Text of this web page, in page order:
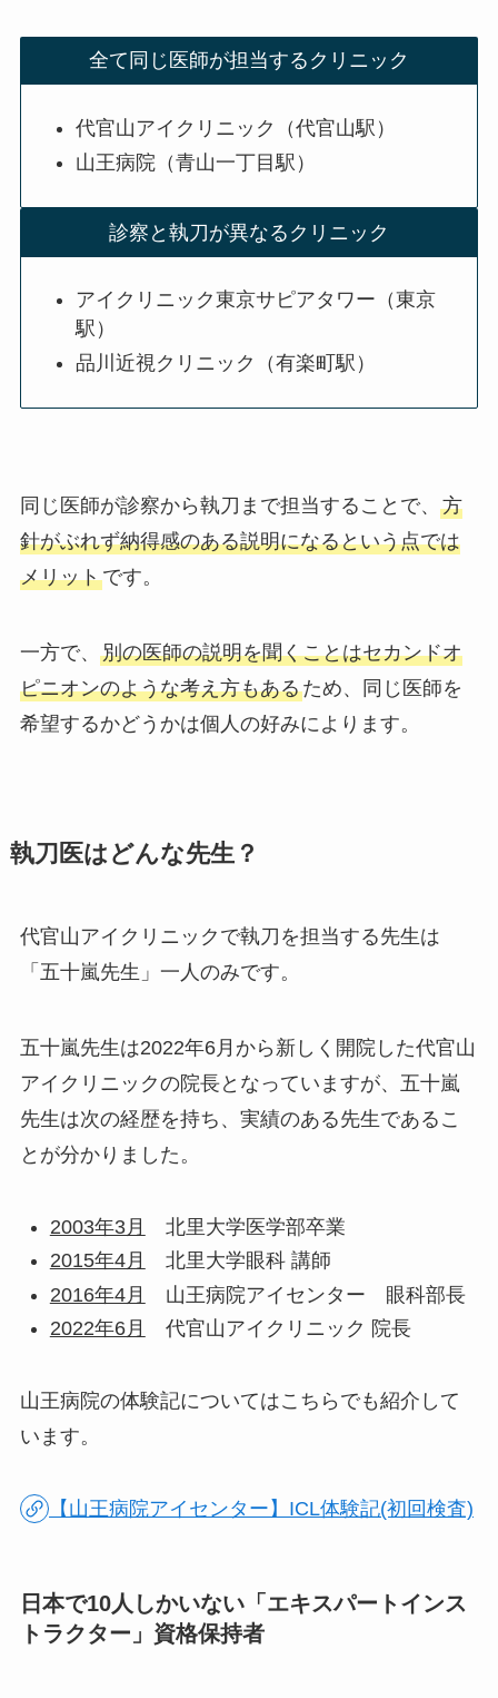
全て同じ医師が担当するクリニック
代官山アイクリニック（代官山駅）
山王病院（青山一丁目駅）
診察と執刀が異なるクリニック
アイクリニック東京サピアタワー（東京
駅）
品川近視クリニック（有楽町駅）
同じ医師が診察から執刀まで担当することで、 方
針がぶれず納得感のある説明になるという点では
メリットです。
一方で、 別の医師の説明を聞くことはセカンドオ
ピニオンのような考え方もあるため、同じ医師を
希望するかどうかは個人の好みによります。
執刀医はどんな先生？
代官山アイクリニックで執刀を担当する先生は
「五十嵐先生」一人のみです。
五十嵐先生は2022年6月から新しく開院した代官山
アイクリニックの院長となっていますが、五十嵐
先生は次の経歴を持ち、実績のある先生であるこ
とが分かりました。
2003年3月
北里大学医学部卒業
2015年4月
北里大学眼科 講師
2016年4月
山王病院アイセンター 眼科部長
2022年6月
代官山アイクリニック 院長
山王病院の体験記についてはこちらでも紹介して
います。
【山王病院アイセンター】ICL体験記(初回検査)
日本で10人しかいない「エキスパートインス
トラクター」資格保持者